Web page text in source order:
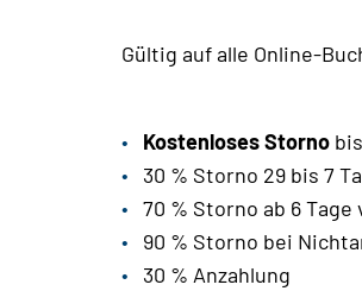
Gültig auf alle Online-
Kostenloses Storno
30 % Storno 29 bis 7
70 % Storno ab 6
90 % Storno bei
30 % Anzahlung